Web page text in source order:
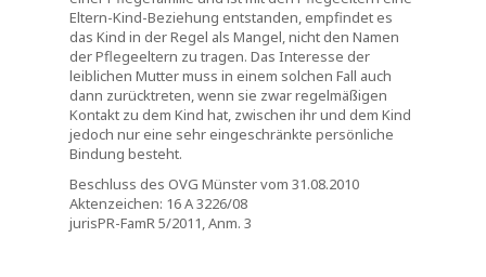
Eltern-Kind-Beziehung entstanden, empfindet es
das Kind in der Regel als Mangel, nicht den Namen
der Pflegeeltern zu tragen. Das Interesse der
leiblichen Mutter muss in einem solchen Fall auch
dann zurücktreten, wenn sie zwar regelmäßigen
Kontakt zu dem Kind hat, zwischen ihr und dem Kind
jedoch nur eine sehr eingeschränkte persönliche
Bindung besteht.
Beschluss des OVG Münster vom 31.08.2010
Aktenzeichen: 16 A 3226/08
jurisPR-FamR 5/2011, Anm. 3